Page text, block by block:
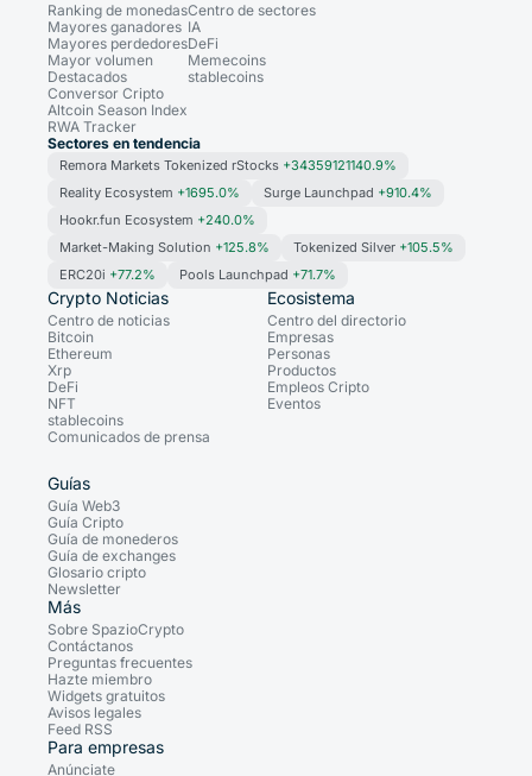
Ranking de monedas
Mayores ganadores
Mayores perdedores
Mayor volumen
Destacados
Conversor Cripto
Altcoin Season Index
RWA Tracker
Centro de sectores
IA
DeFi
Memecoins
stablecoins
Sectores en tendencia
Remora Markets Tokenized rStocks +34359121140.9%
Reality Ecosystem +1695.0% Surge Launchpad +910.4%
Hookr.fun Ecosystem +240.0%
Market-Making Solution +125.8% Tokenized Silver +105.5%
ERC20i +77.2% Pools Launchpad +71.7%
Crypto Noticias
Centro de noticias
Bitcoin
Ethereum
Xrp
DeFi
NFT
stablecoins
Comunicados de prensa
Ecosistema
Centro del directorio
Empresas
Personas
Productos
Empleos Cripto
Eventos
Guías
Guía Web3
Guía Cripto
Guía de monederos
Guía de exchanges
Glosario cripto
Newsletter
Más
Sobre SpazioCrypto
Contáctanos
Preguntas frecuentes
Hazte miembro
Widgets gratuitos
Avisos legales
Feed RSS
Para empresas
Anúnciate